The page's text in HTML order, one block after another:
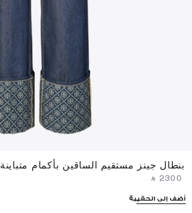
بنطال جينز مستقيم الساقين بأكمام متباينة
‎ ⃁ ⁦2300⁩ ‎
أضف إلى الحقيبة